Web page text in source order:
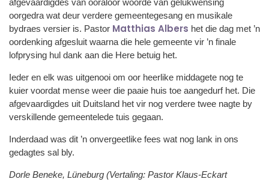
afgevaardigdes van ooraloor woorde van gelukwensing
oorgedra wat deur verdere gemeentegesang en musikale
bydraes versier is. Pastor Matthias Albers het die dag met ’n
oordenking afgesluit waarna die hele gemeente vir ’n finale
lofprysing hul dank aan die Here betuig het.
Ieder en elk was uitgenooi om oor heerlike middagete nog te
kuier voordat mense weer die paaie huis toe aangedurf het. Die
afgevaardigdes uit Duitsland het vir nog verdere twee nagte by
verskillende gemeentelede tuis gegaan.
Inderdaad was dit ’n onvergeetlike fees wat nog lank in ons
gedagtes sal bly.
Dorle Beneke, Lüneburg (Vertaling: Pastor Klaus-Eckart